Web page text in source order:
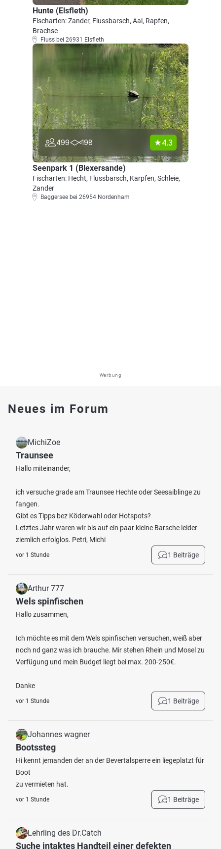
Hunte (Elsfleth)
Fischarten: Zander, Flussbarsch, Aal, Rapfen,
Brachse
Fluss bei 26931 Elsfleth
499 198 4.3
Seenpark 1 (Blexersande)
Fischarten: Hecht, Flussbarsch, Karpfen, Schleie,
Zander
Baggersee bei 26954 Nordenham
Werbung
Neues im Forum
MichiZoe
Traunsee
Hallo miteinander,
ich versuche grade am Traunsee Hechte oder Seesaiblinge zu
fangen.
Gibt es Tipps bez Köderwahl oder Hotspots?
Letztes Jahr waren wir bis auf ein paar kleine Barsche leider
ziemlich erfolglos. Petri, Michi
vor 1 Stunde 1 Beiträge
Arthur 777
Wels spinfischen
Hallo zusammen,
Ich möchte es mit dem Wels spinfischen versuchen, weiß aber
noch nd ganz was ich brauche. Mir stehen Rhein und Mosel zu
Verfügung und mein Budget liegt bei max. 200-250€.
Danke
vor 1 Stunde 1 Beiträge
Johannes wagner
Bootssteg
Hi kennt jemanden der an der Bevertalsperre ein liegeplatzt für
Boot
zu vermieten hat.
vor 1 Stunde 1 Beiträge
Lehrling des Dr.Catch
Suche intaktes Handteil einer defekten